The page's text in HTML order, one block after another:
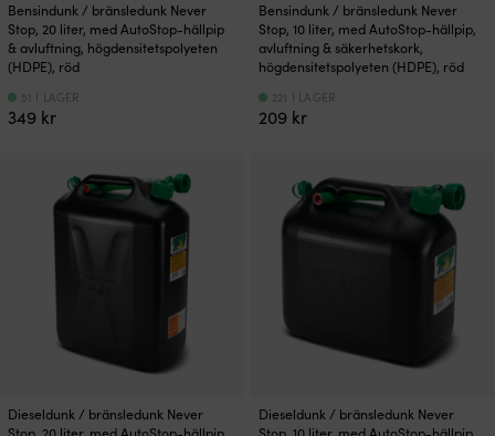
Bensindunk / bränsledunk Never
Stop, 20 liter, med AutoStop-hällpip
& avluftning, högdensitetspolyeten
(HDPE), röd
349 kr
51 I LAGER
Bensindunk / bränsledunk Never
Stop, 10 liter, med AutoStop-hällpip,
avluftning & säkerhetskork,
högdensitetspolyeten (HDPE), röd
209 kr
221 I LAGER
Dieseldunk / bränsledunk Never
Stop, 20 liter, med AutoStop-hällpip
Dieseldunk / bränsledunk Never
Stop, 10 liter, med AutoStop-hällpip,